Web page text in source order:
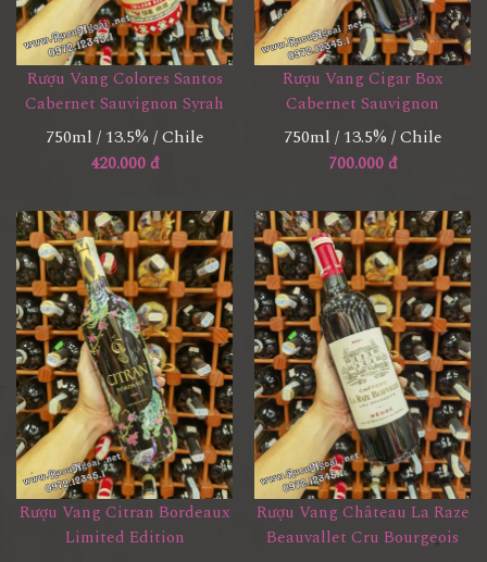
Rượu Vang Colores Santos
Cabernet Sauvignon Syrah
750ml / 13.5% / Chile
420.000 đ
Rượu Vang Cigar Box
Cabernet Sauvignon
750ml / 13.5% / Chile
700.000 đ
Rượu Vang Citran Bordeaux
Limited Edition
Rượu Vang Château La Raze
Beauvallet Cru Bourgeois